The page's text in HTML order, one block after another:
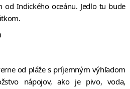
od Indického oceánu. Jedlo tu bude
od pláže s príjemným výhľadom
nápojov, ako je pivo, voda,